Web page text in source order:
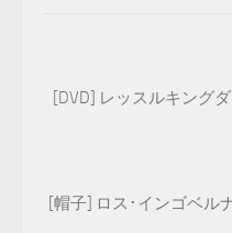
[DVD] レッスルキング
[帽子] ロス･インゴベル